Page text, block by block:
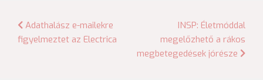
Bejegyzés
navigáció
Adathalász e-mailekre
figyelmeztet az Electrica
INSP: Életmóddal
megelőzhető a rákos
megbetegedések jórésze